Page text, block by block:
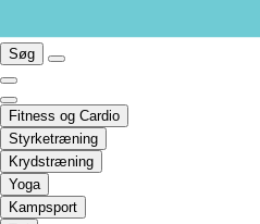
Søg
Fitness og Cardio
Styrketræning
Krydstræning
Yoga
Kampsport